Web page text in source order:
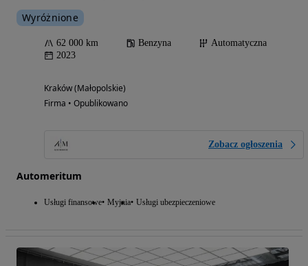
Wyróżnione
62 000 km Benzyna
Automatyczna
2023
Kraków (Małopolskie)
Firma • Opublikowano
Zobacz ogłoszenia
Automeritum
Usługi finansowe Myjnia Usługi ubezpieczeniowe